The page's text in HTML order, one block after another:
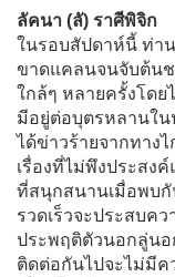
ลัคนา (ลั) ราศีพิจิก
ในรอบสัปดาห์นี้ ท่า
ขาดแคลนจนจับต้นช
ใกล้ๆ หลายครั้งโด
มีอยู่ต่อบุตรหลานใน
ได้ข่าวร้ายจากทาง
เรื่องที่ไม่พึงประสง
ที่สนุกสนานเมื่อพบกั
รวดเร็วจะประสบค
ประพฤติตัวนอกลู่น
ติดต่อกันไปจะไม่มี